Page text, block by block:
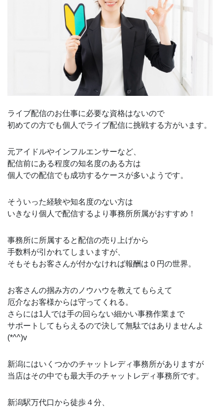
ライブ配信のお仕事に必要な資格はないので
初めての方でも個人でライブ配信に挑戦する方がいます。
元アイドルやインフルエンサーなど、
配信前にある程度の知名度のある方は
個人での配信でも成功するケースが多いようです。
そういった経験や知名度のない方は
いきなり個人で配信するより事務所所属がおすすめ！
事務所に所属すると配信の売り上げから
手数料が引かれてしまいますが、
そもそもお客さんが付かなければ報酬は０円の世界。
お客さんの掴み方のノウハウを教えてもらえて
厄介なお客様からは守ってくれる。
さらには1人では手の回らない細かい事務作業まで
サポートしてもらえるので決して無駄ではありませんよ
(*^^)v
新潟にはいくつかのチャットレディ事務所がありますが
当店はその中でも最大手のチャットレディ事務所です。
新潟駅万代口から徒歩４分、